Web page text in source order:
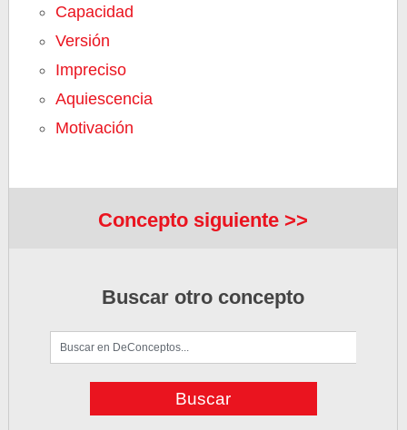
Capacidad
Versión
Impreciso
Aquiescencia
Motivación
Concepto siguiente >>
Buscar otro concepto